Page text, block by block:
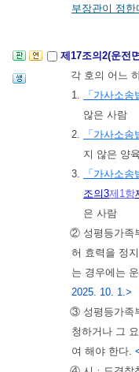
부장관이 정한
제17조의2(운전
각 호의 어느
1.
「가사소송
않은 사람
2.
「가사소송
지 않은 양
3.
「가사소송
조의3제1항
은 사람
② 성평등가족
허 효력을 정
는 경우에는
2025. 10. 1.>
③ 성평등가족
청하거나 그
여 해야 한다.